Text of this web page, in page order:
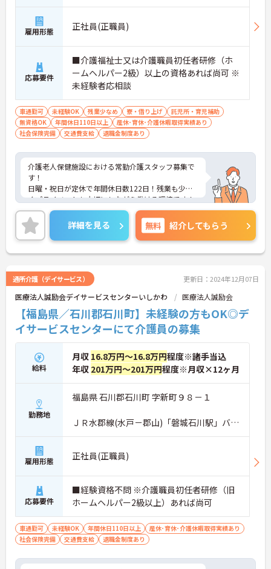
雇用形態 正社員(正職員)
応募要件
■介護福祉士又は介護職員初任者研修（ホ
ームヘルパー2級）以上の資格あれば尚可 ※
未経験者応相談
車通勤可 未経験OK 残業少なめ 寮・借り上げ
託児所・育児補助
無資格OK
年間休日110日以上
産休･育休･介護休暇取得実績あり
社会保険完備
交通費支給 退職金制度あり
介護老人保健施設における常勤介護スタッフ募集で
す！
日曜・祝日が定休で年間休日数122日！残業も少な
くプライベートも大切にしながら働ける環境です！
ご興味ある方には、面接のポイントなど、さらに詳
細をお話致しますのでお気軽にご相談ください。
詳細を見る 無料 紹介してもらう
通所介護（デイサービス） 更新日：2024年12月07日
医療法人誠励会デイサービスセンターいしかわ 医療法人誠励会
【福島県／石川郡石川町】未経験の方もOK◎デ
イサービスセンターにて介護員の募集
給料
月収 16.8万円～16.8万円程度※諸手当込
年収 201万円～201万円程度※月収×12ヶ月
勤務地
福島県 石川郡石川町 字新町９８－１
ＪＲ水郡線(水戸－郡山)「磐城石川駅」バ
ス・車3分
雇用形態 正社員(正職員)
応募要件
■経験資格不問 ※介護職員初任者研修（旧
ホームヘルパー2級以上）あれば尚可
車通勤可 未経験OK 年間休日110日以上
産休･育休･介護休暇取得実績あり
社会保険完備
交通費支給 退職金制度あり